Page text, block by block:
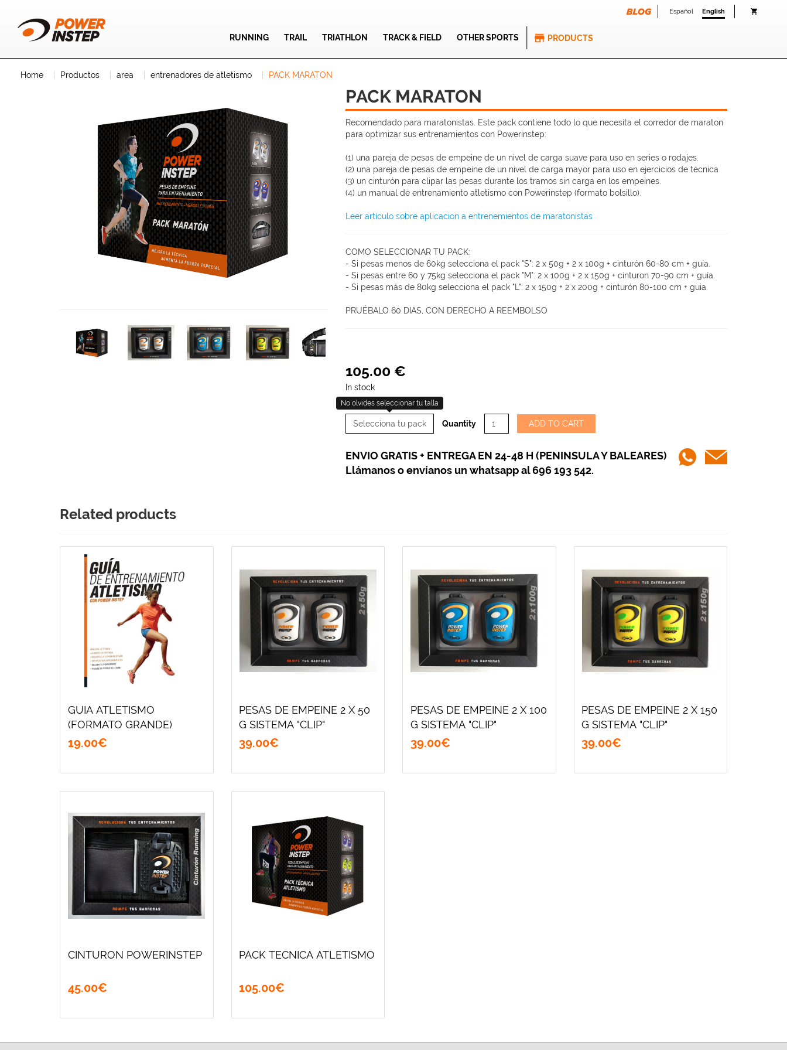
RUNNING TRAIL TRIATHLON TRACK & FIELD OTHER SPORTS PRODUCTS
Español English
Home Productos area entrenadores de atletismo PACK MARATON
PACK MARATON
Recomendado para maratonistas. Este pack contiene todo lo que necesita el corredor de maraton
para optimizar sus entrenamientos con Powerinstep:
(1) una pareja de pesas de empeine de un nivel de carga suave para uso en series o rodajes.
(2) una pareja de pesas de empeine de un nivel de carga mayor para uso en ejercicios de técnica
(3) un cinturón para clipar las pesas durante los tramos sin carga en los empeines.
(4) un manual de entrenamiento atletismo con Powerinstep (formato bolsillo).
Leer artículo sobre aplicacion a entrenemientos de maratonistas
COMO SELECCIONAR TU PACK:
- Si pesas menos de 60kg selecciona el pack "S": 2 x 50g + 2 x 100g + cinturón 60-80 cm + guía.
- Si pesas entre 60 y 75kg selecciona el pack "M": 2 x 100g + 2 x 150g + cinturon 70-90 cm + guía.
- Si pesas más de 80kg selecciona el pack "L": 2 x 150g + 2 x 200g + cinturón 80-100 cm + guia.
PRUÉBALO 60 DIAS, CON DERECHO A REEMBOLSO
105.00 €
In stock
No olvides seleccionar tu talla
Quantity ADD TO CART
ENVIO GRATIS + ENTREGA EN 24-48 H (PENINSULA Y BALEARES)
Llámanos o envíanos un whatsapp al 696 193 542.
Related products
GUIA ATLETISMO
(FORMATO GRANDE)
19.00€
PESAS DE EMPEINE 2 X 50
G SISTEMA "CLIP"
39.00€
PESAS DE EMPEINE 2 X 100
G SISTEMA "CLIP"
39.00€
PESAS DE EMPEINE 2 X 150
G SISTEMA "CLIP"
39.00€
CINTURON POWERINSTEP
45.00€
PACK TECNICA ATLETISMO
105.00€